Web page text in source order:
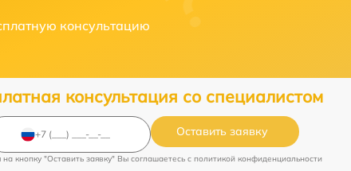
консультацию
консультация со специалистом
Оставить заявку
кнопку "Оставить заявку" Вы соглашаетесь c политикой конфиденциальности